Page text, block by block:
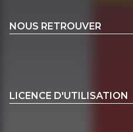
NOUS RETROUVER
LICENCE D'UTILISATION